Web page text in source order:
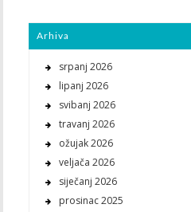
Arhiva
srpanj 2026
lipanj 2026
svibanj 2026
travanj 2026
ožujak 2026
veljača 2026
siječanj 2026
prosinac 2025